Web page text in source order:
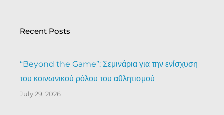
Recent Posts
“Beyond the Game”: Σεμινάρια για την ενίσχυση
του κοινωνικού ρόλου του αθλητισμού
July 29, 2026